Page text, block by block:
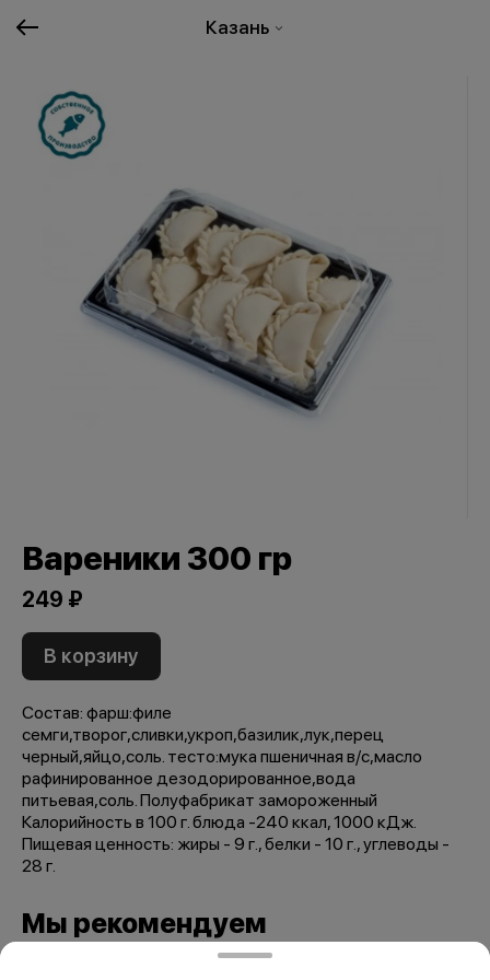
Казань
Вареники 300 гр
249 ₽
В корзину
Состав: фарш:филе
семги,творог,сливки,укроп,базилик,лук,перец
черный,яйцо,соль. тесто:мука пшеничная в/с,масло
рафинированное дезодорированное,вода
питьевая,соль. Полуфабрикат замороженный
Калорийность в 100 г. блюда -240 ккал, 1000 кДж.
Пищевая ценность: жиры - 9 г., белки - 10 г., углеводы -
28 г.
Мы рекомендуем